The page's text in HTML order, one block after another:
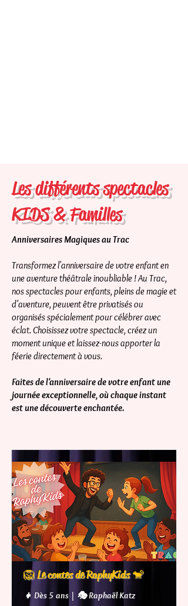
Les différents spectacles
KIDS & Familles
Anniversaires Magiques au Trac
Transformez l'anniversaire de votre enfant en
une aventure théâtrale inoubliable ! Au Trac,
nos spectacles pour enfants, pleins de magie et
d'aventure, peuvent être privatisés ou
organisés spécialement pour célébrer avec
éclat. Choisissez votre spectacle, créez un
moment unique et laissez-nous apporter la
féerie directement à vous.
Faites de l'anniversaire de votre enfant une
journée exceptionnelle, où chaque instant
est une découverte enchantée.
🦁 Le contes de RaphyKids 🐒
👧 Dès 5 ans | 🎭 Raphaël Katz